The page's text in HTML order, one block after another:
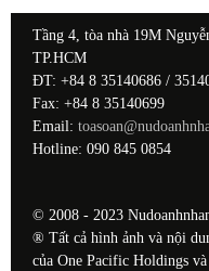
Tầng 4, tòa nhà 19M
TP.HCM
ĐT: +84 8 35140686 /
Fax: +84 8 35140699
Email:
Hotline: 090 845 0854
© 2008 - 2023
® Tất cả hình ảnh và nội
của One Pacific Holdings